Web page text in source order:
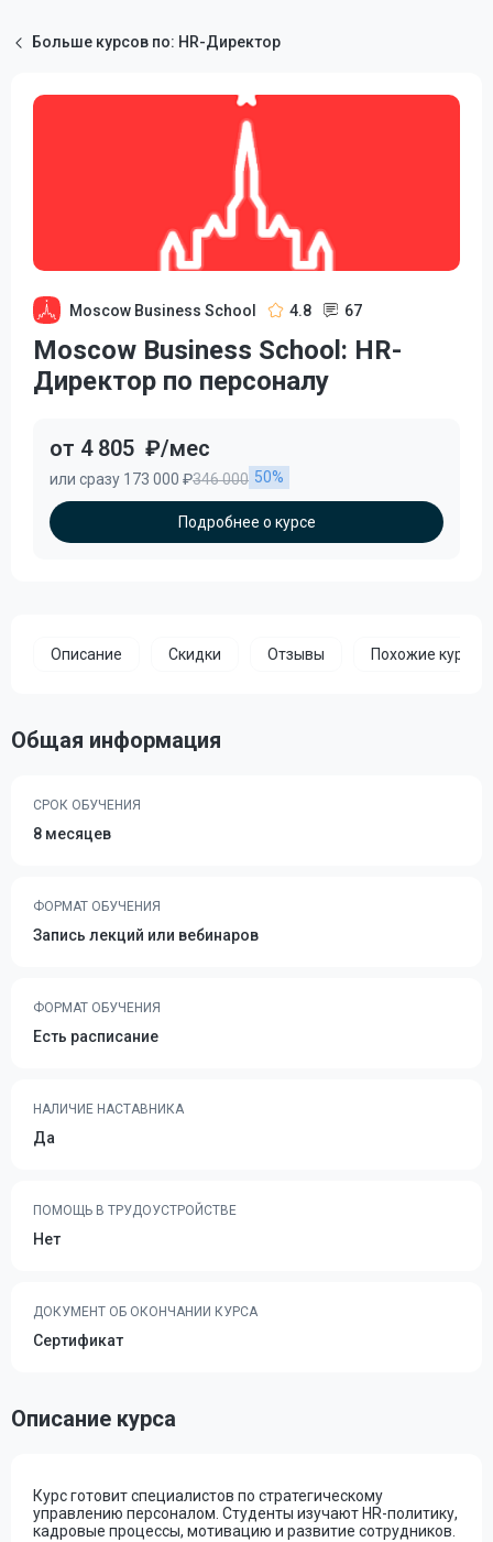
Больше курсов по: HR-Директор
Moscow Business School 4.8 67
Moscow Business School: HR-
Директор по персоналу
от 4 805 ₽/мес
или сразу 173 000 ₽346 000 50%
Подробнее о курсе
Описание Скидки Отзывы Похожие курсы
Общая информация
СРОК ОБУЧЕНИЯ
8 месяцев
ФОРМАТ ОБУЧЕНИЯ
Запись лекций или вебинаров
ФОРМАТ ОБУЧЕНИЯ
Есть расписание
НАЛИЧИЕ НАСТАВНИКА
Да
ПОМОЩЬ В ТРУДОУСТРОЙСТВЕ
Нет
ДОКУМЕНТ ОБ ОКОНЧАНИИ КУРСА
Сертификат
Описание курса
Курс готовит специалистов по стратегическому
управлению персоналом. Студенты изучают HR-политику,
кадровые процессы, мотивацию и развитие сотрудников.